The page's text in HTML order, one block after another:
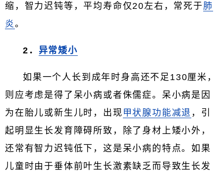
缩，智力迟钝等，平均寿命仅20左右，常死于 肺
炎 。
2． 异常矮小
如果一个人长到成年时身高还不足130厘米，
则应考虑是得了呆小病或者侏儒症。呆小病是因
为在胎儿或新生儿时，出现 甲状腺功能减退 ，引
起明显生长发育障碍所致，除了身材上矮小外，
还常有智力迟钝低下，这是呆小病的特点。如果
儿童时由于垂体前叶生长激素缺乏而导致生长发